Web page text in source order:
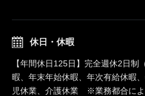
休日・休暇
【年間休日125日】完全週休2日制
暇、年末年始休暇、年次有給休暇
児休業、介護休業 ※業務都合に